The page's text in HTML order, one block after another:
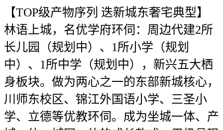
【TOP级产物序列 迭新城东奢宅典型】
林语上城，名优学府环伺：周边代建2所
长儿园（规划中）、1所小学（规划
中）、1所中学（规划中），新兴五大栖
身板块。做为两心之一的东部新城核心，
川师东校区、锦江外国语小学、三圣小
学、立德等优教环伺。成为坐城一体、产